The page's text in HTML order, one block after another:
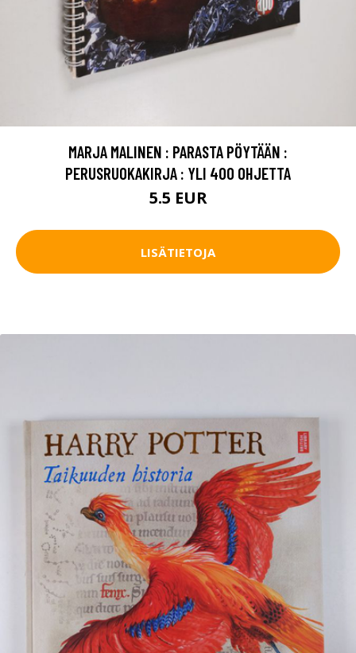
MARJA MALINEN : PARASTA PÖYTÄÄN :
PERUSRUOKAKIRJA : YLI 400 OHJETTA
5.5 EUR
LISÄTIETOJA